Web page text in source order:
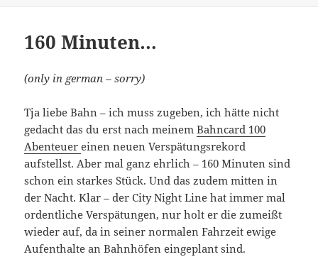
160 Minuten…
(only in german – sorry)
Tja liebe Bahn – ich muss zugeben, ich hätte nicht
gedacht das du erst nach meinemBahncard 100
Abenteuereinen neuen Verspätungsrekord
aufstellst. Aber mal ganz ehrlich – 160 Minuten sind
schon ein starkes Stück. Und das zudem mitten in
der Nacht. Klar – der City Night Line hat immer mal
ordentliche Verspätungen, nur holt er die zumeißt
wieder auf, da in seiner normalen Fahrzeit ewige
Aufenthalte an Bahnhöfen eingeplant sind.